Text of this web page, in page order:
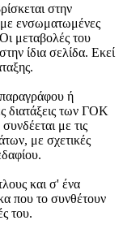
στην
ενσωματωμένες
μεταβολές του
ίδια σελίδα. Εκεί
ή
διατάξεις των ΓΟΚ
με τις
με σχετικές
και σ' ένα
που το συνθέτουν
του.